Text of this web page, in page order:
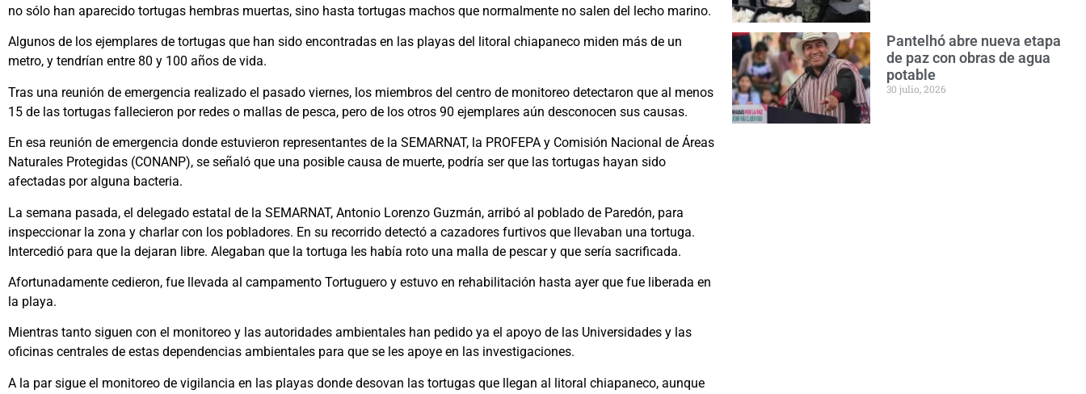
no sólo han aparecido tortugas hembras muertas, sino hasta tortugas machos que normalmente no salen del lecho marino.
Algunos de los ejemplares de tortugas que han sido encontradas en las playas del litoral chiapaneco miden más de un
metro, y tendrían entre 80 y 100 años de vida.
Tras una reunión de emergencia realizado el pasado viernes, los miembros del centro de monitoreo detectaron que al menos
15 de las tortugas fallecieron por redes o mallas de pesca, pero de los otros 90 ejemplares aún desconocen sus causas.
En esa reunión de emergencia donde estuvieron representantes de la SEMARNAT, la PROFEPA y Comisión Nacional de Áreas
Naturales Protegidas (CONANP), se señaló que una posible causa de muerte, podría ser que las tortugas hayan sido
afectadas por alguna bacteria.
La semana pasada, el delegado estatal de la SEMARNAT, Antonio Lorenzo Guzmán, arribó al poblado de Paredón, para
inspeccionar la zona y charlar con los pobladores. En su recorrido detectó a cazadores furtivos que llevaban una tortuga.
Intercedió para que la dejaran libre. Alegaban que la tortuga les había roto una malla de pescar y que sería sacrificada.
Afortunadamente cedieron, fue llevada al campamento Tortuguero y estuvo en rehabilitación hasta ayer que fue liberada en
la playa.
Mientras tanto siguen con el monitoreo y las autoridades ambientales han pedido ya el apoyo de las Universidades y las
oficinas centrales de estas dependencias ambientales para que se les apoye en las investigaciones.
A la par sigue el monitoreo de vigilancia en las playas donde desovan las tortugas que llegan al litoral chiapaneco, aunque
Pantelhó abre nueva etapa
de paz con obras de agua
potable
30 julio, 2026